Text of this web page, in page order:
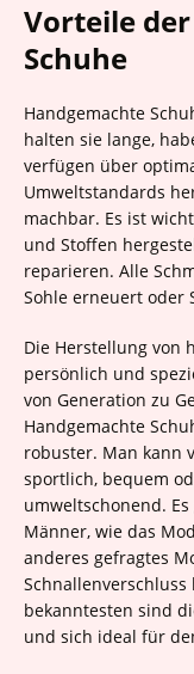
Vorteile
Schuhe
Handgemachte
halten sie lange,
verfügen über
Umweltstandards
machbar. Es ist
und Stoffen
reparieren. Alle
Sohle erneuert oder
Die Herstellung von
persönlich und
von Generation zu
Handgemachte
robuster. Man kann
sportlich, bequem
umweltschonend.
Männer, wie das
anderes gefragtes
bekanntesten sind
und sich ideal für